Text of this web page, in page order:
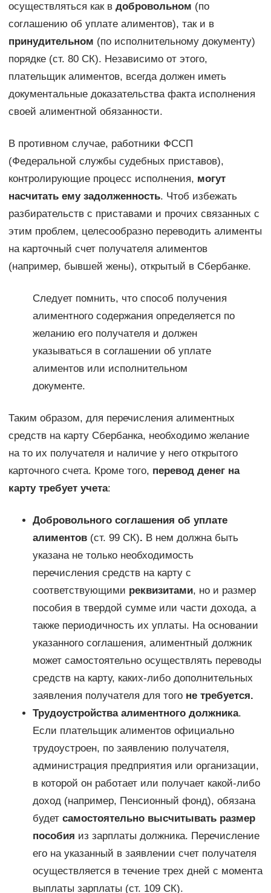
осуществляться как в добровольном (по
соглашению об уплате алиментов), так и в
принудительном (по исполнительному документу)
порядке (ст. 80 СК). Независимо от этого,
плательщик алиментов, всегда должен иметь
документальные доказательства факта исполнения
своей алиментной обязанности.
В противном случае, работники ФССП
(Федеральной службы судебных приставов),
контролирующие процесс исполнения, могут
насчитать ему задолженность. Чтоб избежать
разбирательств с приставами и прочих связанных с
этим проблем, целесообразно переводить алименты
на карточный счет получателя алиментов
(например, бывшей жены), открытый в Сбербанке.
Следует помнить, что способ получения
алиментного содержания определяется по
желанию его получателя и должен
указываться в соглашении об уплате
алиментов или исполнительном
документе.
Таким образом, для перечисления алиментных
средств на карту Сбербанка, необходимо желание
на то их получателя и наличие у него открытого
карточного счета. Кроме того, перевод денег на
карту требует учета:
Добровольного соглашения об уплате
алиментов(ст. 99 СК). В нем должна быть
указана не только необходимость
перечисления средств на карту с
соответствующими реквизитами, но и размер
пособия в твердой сумме или части дохода, а
также периодичность их уплаты. На основании
указанного соглашения, алиментный должник
может самостоятельно осуществлять переводы
средств на карту, каких-либо дополнительных
заявления получателя для того не требуется.
Трудоустройства алиментного должника.
Если плательщик алиментов официально
трудоустроен, по заявлению получателя,
администрация предприятия или организации,
в которой он работает или получает какой-либо
доход (например, Пенсионный фонд), обязана
будет самостоятельно высчитывать размер
пособия из зарплаты должника. Перечисление
его на указанный в заявлении счет получателя
осуществляется в течение трех дней с момента
выплаты зарплаты (ст. 109 СК).